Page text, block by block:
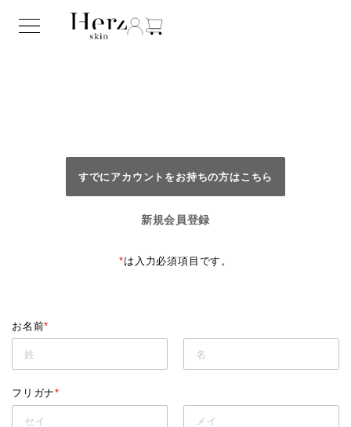
すでにアカウントをお持ちの方はこちら
新規会員登録
*は入力必須項目です。
お名前*
フリガナ*